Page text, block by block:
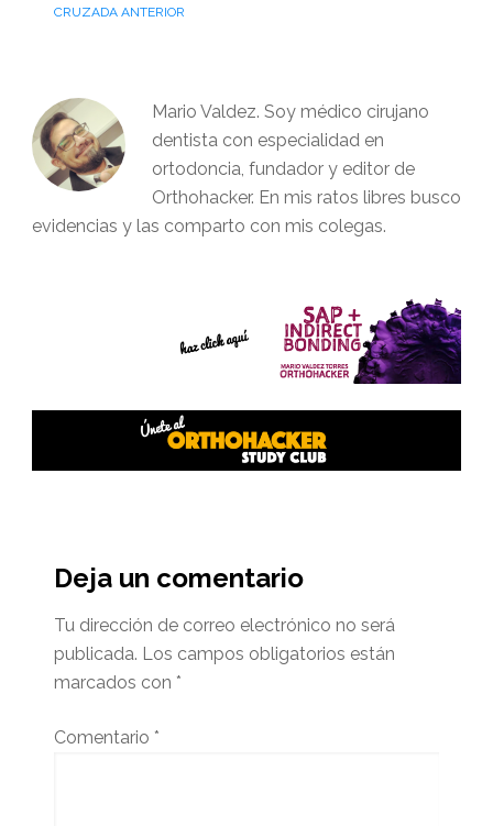
CRUZADA ANTERIOR
Mario Valdez. Soy médico cirujano
dentista con especialidad en
ortodoncia, fundador y editor de
Orthohacker. En mis ratos libres busco
evidencias y las comparto con mis colegas.
del
lector
Deja un comentario
Tu dirección de correo electrónico no será
publicada. Los campos obligatorios están
marcados con *
Comentario *